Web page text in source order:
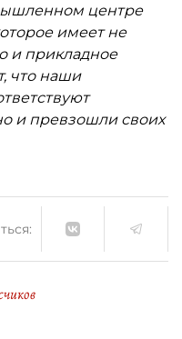
центре
имеет не
и прикладное
что наши
и превзошли своих